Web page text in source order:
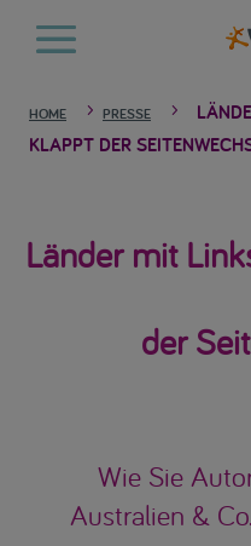
HOME 5 PRESSE 5
KLAPPT DER
Länder mit
der
Wie Sie
Australien &